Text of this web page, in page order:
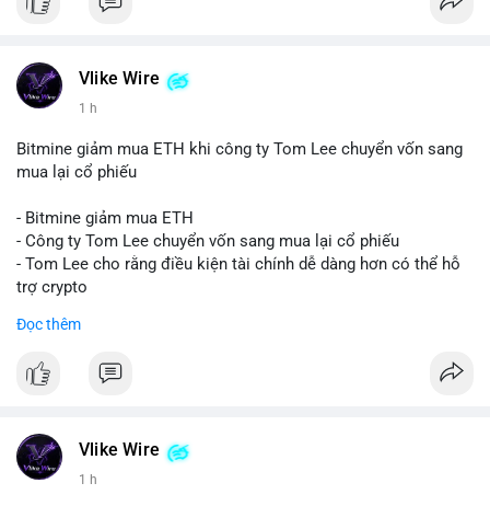
Vlike Wire
1 h
Bitmine giảm mua ETH khi công ty Tom Lee chuyển vốn sang
mua lại cổ phiếu
- Bitmine giảm mua ETH
- Công ty Tom Lee chuyển vốn sang mua lại cổ phiếu
- Tom Lee cho rằng điều kiện tài chính dễ dàng hơn có thể hỗ
trợ crypto
nghỉ tháng 8
#binancesquare
#vlikevn #titanbot
Đọc thêm
Vlike Wire
1 h